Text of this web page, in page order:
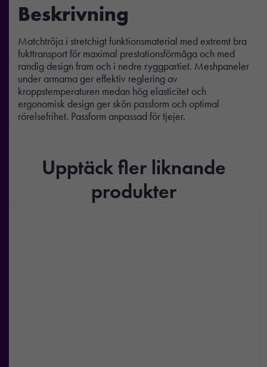
Beskrivning
Matchtröja i stretchigt funktionsmaterial med extremt bra
fukttransport för maximal prestationsförmåga och med
randig design fram och i nedre ryggpartiet. Meshpaneler
under armarna ger effektiv reglering av
kroppstemperaturen medan hög elasticitet och
ergonomisk design ger skön passform och optimal
rörelsefrihet. Passform anpassad för tjejer.
Upptäck fler liknande
produkter